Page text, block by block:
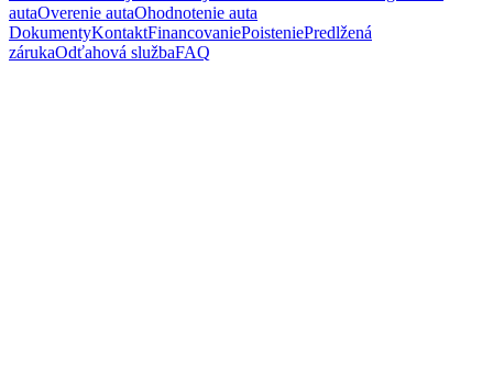
autaOverenie autaOhodnotenie auta
DokumentyKontaktFinancovaniePoisteniePredlžená
zárukaOdťahová službaFAQ